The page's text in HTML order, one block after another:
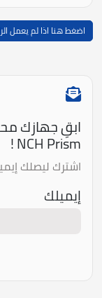
اضغط هنا اذا لم يعمل
ابقِ جهازك
NCH Prism !
اشترك ليصلك
إيميلك